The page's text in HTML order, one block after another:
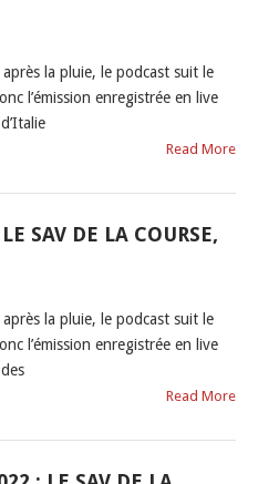
la pluie, le podcast suit le
l’émission enregistrée en live
Read More
SAV DE LA COURSE,
la pluie, le podcast suit le
l’émission enregistrée en live
Read More